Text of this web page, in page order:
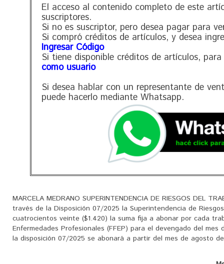
El acceso al contenido completo de este
suscriptores.
Si no es suscriptor, pero desea pagar para
Si compró créditos de artículos, y desea
Ingresar Código
Si tiene disponible créditos de artículos,
como usuario
Si desea hablar con un representante de
puede hacerlo mediante Whatsapp.
MARCELA MEDRANO SUPERINTENDENCIA DE RIESGOS DEL
través de la Disposición 07/2025 la Superintendencia de
cuatrocientos veinte ($1.420) la suma fija a abonar por cada
Enfermedades Profesionales (FFEP) para el devengado del
la disposición 07/2025 se abonará a partir del mes de agosto